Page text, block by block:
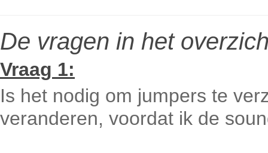
De vragen in het
Vraag 1:
Is het nodig om jumpers te
veranderen, voordat ik de